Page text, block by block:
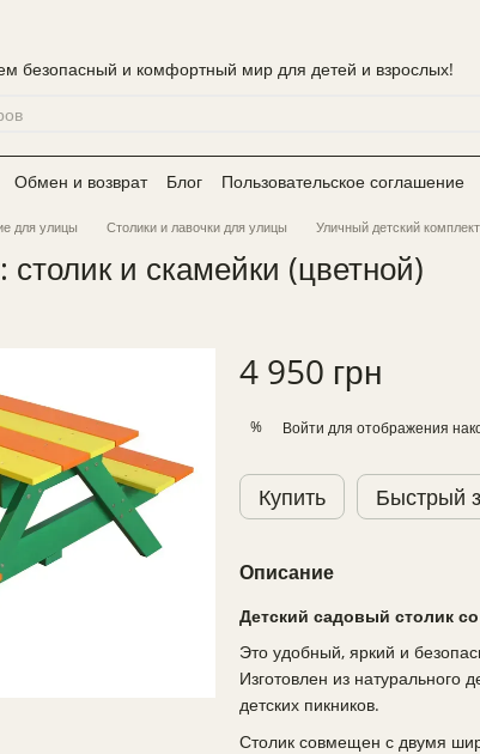
безопасный и комфортный мир для детей и взрослых!
Обмен и возврат Блог Пользовательское соглашение
для улицы Столики и лавочки для улицы Уличный детский
и скамейки (цветной)
4 950 грн
% Войти для отображения
Купить Быстрый
Описание
Детский садовый столик
Это удобный, яркий и
Изготовлен из натурального
детских пикников.
Столик совмещен с двумя